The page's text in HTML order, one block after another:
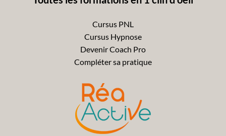
Cursus PNL
Cursus Hypnose
Devenir Coach Pro
Compléter sa pratique